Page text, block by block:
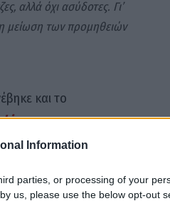
Information
parties, or processing of your
us, please use the below opt-out
αλλά όχι ασύδοτες. Γι’
μείωση των προμηθειών
και το
τη δημόσια
μεταρρυθμιστικό νόμο